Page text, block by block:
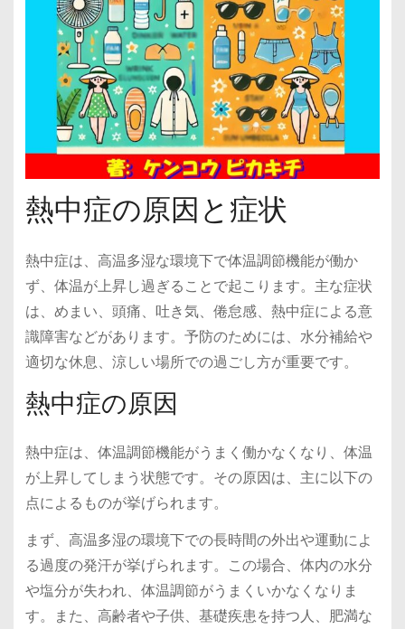
熱中症の原因と症状
熱中症は、高温多湿な環境下で体温調節機能が働か
ず、体温が上昇し過ぎることで起こります。主な症状
は、めまい、頭痛、吐き気、倦怠感、熱中症による意
識障害などがあります。予防のためには、水分補給や
適切な休息、涼しい場所での過ごし方が重要です。
熱中症の原因
熱中症は、体温調節機能がうまく働かなくなり、体温
が上昇してしまう状態です。その原因は、主に以下の
点によるものが挙げられます。
まず、高温多湿の環境下での長時間の外出や運動によ
る過度の発汗が挙げられます。この場合、体内の水分
や塩分が失われ、体温調節がうまくいかなくなりま
す。また、高齢者や子供、基礎疾患を持つ人、肥満な